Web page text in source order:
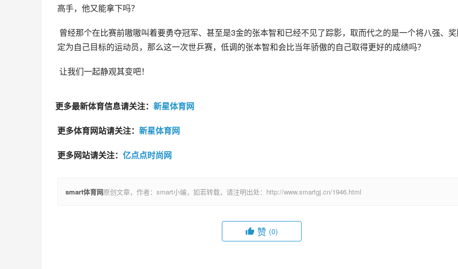
高手，他又能拿下吗？
定为自己目标的运动员，那么这一次世乒赛，低调的张本智和会比当年骄傲的自己取得更好的成绩吗？
让我们一起静观其变吧！
更多最新体育信息请关注： 新星体育网
更多体育网站请关注： 新星体育网
更多网站请关注： 亿点点时尚网
smart体育网原创文章，作者：smart小编，如若转载，请注明出处：http://www.smartgj.cn/1946.html
赞 (0)